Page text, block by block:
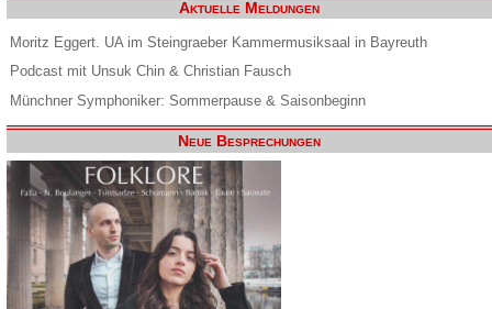
Aktuelle Meldungen
Moritz Eggert. UA im Steingraeber Kammermusiksaal in Bayreuth
Podcast mit Unsuk Chin & Christian Fausch
Münchner Symphoniker: Sommerpause & Saisonbeginn
Neue Besprechungen